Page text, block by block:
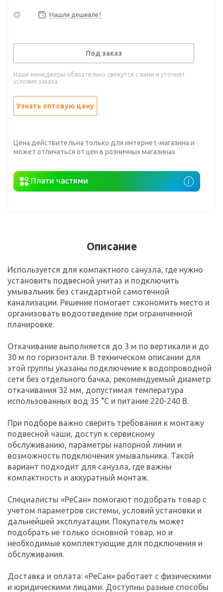
Нашли дешевле?
Под заказ
Наши менеджеры обязательно свяжутся с вами и уточнят
условия заказа
Узнать оптовую цену
Цена действительна только для интернет-магазина и
может отличаться от цен в розничных магазинах
Описание
Используется для компактного санузла, где нужно
установить подвесной унитаз и подключить
умывальник без стандартной самотечной
канализации. Решение помогает сэкономить место и
организовать водоотведение при ограниченной
планировке.
Откачивание выполняется до 3 м по вертикали и до
30 м по горизонтали. В техническом описании для
этой группы указаны подключение к водопроводной
сети без отдельного бачка, рекомендуемый диаметр
откачивания 32 мм, допустимая температура
использованных вод 35 °C и питание 220-240 В.
При подборе важно сверить требования к монтажу
подвесной чаши, доступ к сервисному
обслуживанию, параметры напорной линии и
возможность подключения умывальника. Такой
вариант подходит для санузла, где важны
компактность и аккуратный монтаж.
Специалисты «РеСан» помогают подобрать товар с
учетом параметров системы, условий установки и
дальнейшей эксплуатации. Покупатель может
подобрать не только основной товар, но и
необходимые комплектующие для подключения и
обслуживания.
Доставка и оплата: «РеСан» работает с физическими
и юридическими лицами. Доступны разные способы